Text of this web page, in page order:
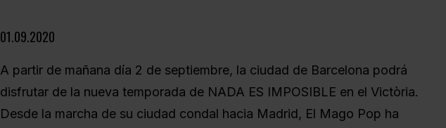
01.09.2020
A partir de mañana día 2 de septiembre, la ciudad de Barcelona podrá
disfrutar de la nueva temporada de NADA ES IMPOSIBLE en el Victòria.
Desde la marcha de su ciudad condal hacia Madrid, El Mago Pop ha